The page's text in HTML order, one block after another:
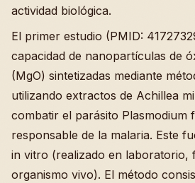
actividad biológica.
El primer estudio (PMID:
capacidad de nanopartículas de
(MgO) sintetizadas mediante
utilizando extractos de Achillea
combatir el parásito Plasmodium
responsable de la malaria. Este
in vitro (realizado en laboratorio,
organismo vivo). El método